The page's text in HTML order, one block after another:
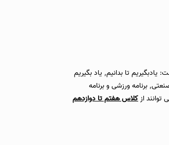
این دبیرستان با قرار دادن صلح به عنوان عنصر اصلی, بر 4 پایه ی اصلی بنا شده است: یادبگیریم تا بدانیم, یاد بگیریم
برنامه ورزشی و برنامه
کلاس هفتم تا دوازدهم